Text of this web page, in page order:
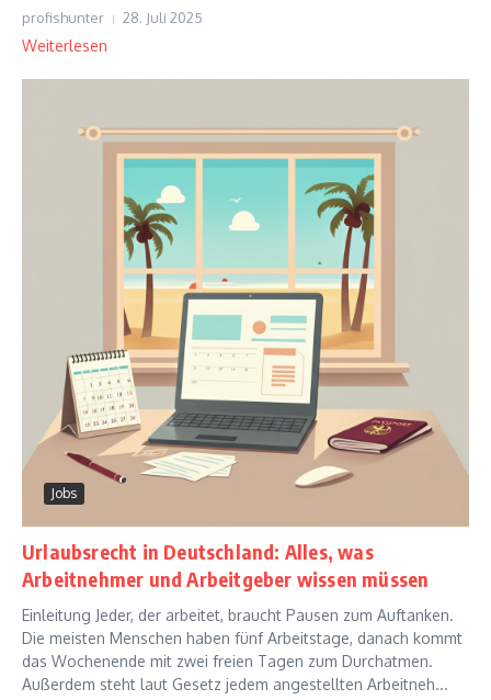
profishunter 28. Juli 2025
Weiterlesen
Jobs
Urlaubsrecht in Deutschland: Alles, was
Arbeitnehmer und Arbeitgeber wissen müssen
Einleitung Jeder, der arbeitet, braucht Pausen zum Auftanken.
Die meisten Menschen haben fünf Arbeitstage, danach kommt
das Wochenende mit zwei freien Tagen zum Durchatmen.
Außerdem steht laut Gesetz jedem angestellten Arbeitneh...